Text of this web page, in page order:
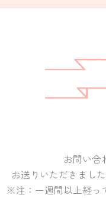
お問い合
お送りいただきまし
※注：一週間以上経っ